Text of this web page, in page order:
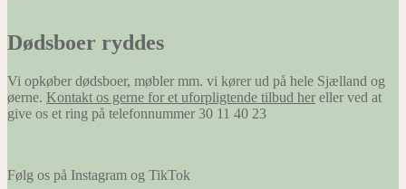
Dødsboer ryddes
Vi opkøber dødsboer, møbler mm. vi kører ud på hele Sjælland og
øerne. Kontakt os gerne for et uforpligtende tilbud her eller ved at
give os et ring på telefonnummer 30 11 40 23
Følg os på Instagram og TikTok